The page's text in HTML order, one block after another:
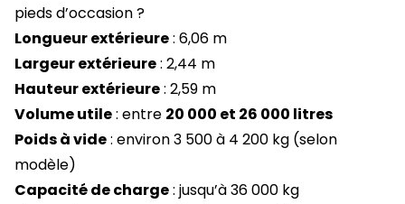
pieds d’occasion ?
Longueur extérieure: 6,06 m
Largeur extérieure: 2,44 m
Hauteur extérieure: 2,59 m
Volume utile: entre 20 000 et 26 000 litres
Poids à vide: environ 3 500 à 4 200 kg (selon
modèle)
Capacité de charge: jusqu’à 36 000 kg